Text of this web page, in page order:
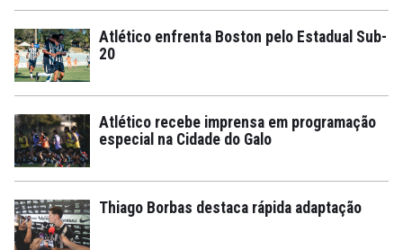
Atlético enfrenta Boston pelo Estadual Sub-
20
Atlético recebe imprensa em programação
especial na Cidade do Galo
Thiago Borbas destaca rápida adaptação